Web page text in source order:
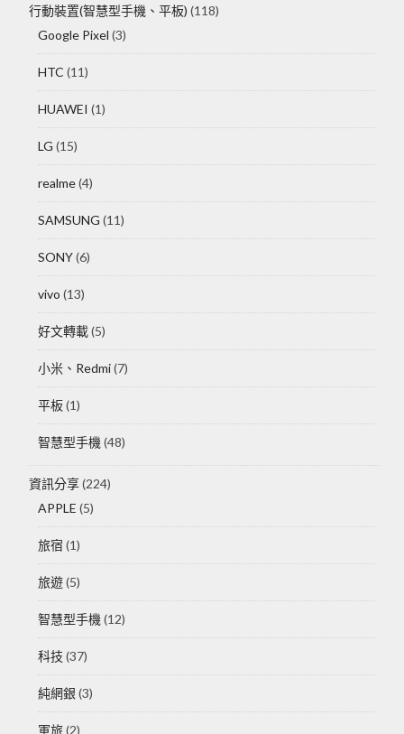
行動裝置(智慧型手機、平板) (118)
Google Pixel (3)
HTC (11)
HUAWEI (1)
LG (15)
realme(4)
SAMSUNG (11)
SONY(6)
vivo (13)
好文轉載(5)
小米、Redmi(7)
平板(1)
智慧型手機 (48)
資訊分享(224)
APPLE (5)
旅宿 (1)
旅遊(5)
智慧型手機 (12)
科技 (37)
純網銀 (3)
軍旅(2)